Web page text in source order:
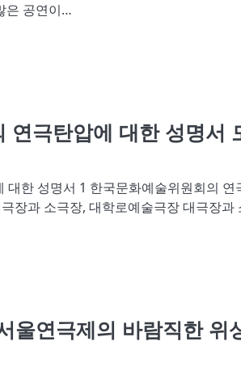
은 공연이…
연극탄압에 대한 성명서
대한 성명서 1 한국문화예술위원회의
장과 소극장, 대학로예술극장 대극장
울연극제의 바람직한 위